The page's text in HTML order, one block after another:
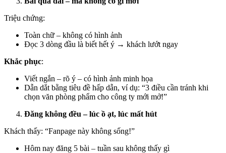
Triệu chứng:
Toàn chữ – không có hình ảnh
Đọc 3 dòng đầu là biết hết ý → khách lướt ngay
Khắc phục:
Viết ngắn – rõ ý – có hình ảnh minh họa
Dẫn dắt bằng tiêu đề hấp dẫn, ví dụ: “3 điều cần tránh khi
chọn văn phòng phẩm cho công ty mới mở!”
Đăng không đều – lúc ồ ạt, lúc mất hút
Khách thấy: “Fanpage này không sống!”
Hôm nay đăng 5 bài – tuần sau không thấy gì